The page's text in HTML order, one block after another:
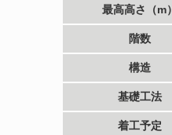
最高高さ（m）
階数
構造
基礎工法
着工予定